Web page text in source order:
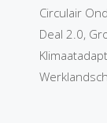
Circulair
Deal 2.0,